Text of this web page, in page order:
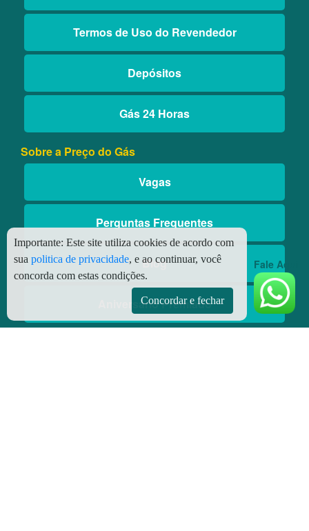
Fale Aqui
Termos de Uso do Revendedor
Depósitos
Gás 24 Horas
Sobre a Preço do Gás
Vagas
Perguntas Frequentes
Blog
Aniversário Premiado
Importante: Este site utiliza cookies de acordo com
sua politica de privacidade, e ao continuar, você
concorda com estas condições.
Concordar e fechar